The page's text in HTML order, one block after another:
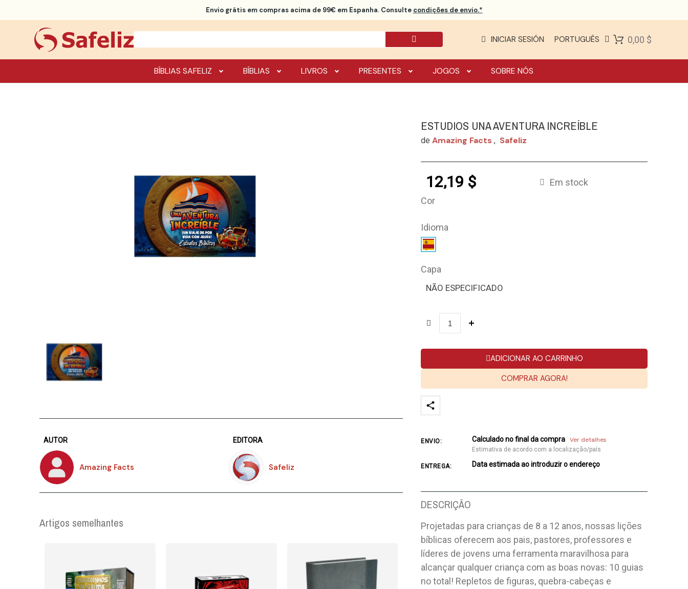
Envio grátisem compras acima de 99€ em Espanha. Consulte condições de envio.*
INICIAR SESIÓN PORTUGUÊS 0,00 $
BÍBLIAS SAFELIZ BÍBLIAS LIVROS PRESENTES JOGOS SOBRE NÓS
AUTOR
Amazing Facts
EDITORA
Safeliz
Artigos semelhantes
ESTUDIOS UNA AVENTURA INCREÍBLE
deAmazing Facts , Safeliz
12,19 $
Em stock
Cor
Idioma
Capa
NÃO ESPECIFICADO
ADICIONAR AO CARRINHO
COMPRAR AGORA!
ENVIO: Calculado no final da compra Ver detalhes
Estimativa de acordo com a localização/país
ENTREGA: Data estimada ao introduzir o endereço
DESCRIÇÃO
Projetadas para crianças de 8 a 12 anos, nossas lições
bíblicas oferecem aos pais, pastores, professores e
líderes de jovens uma ferramenta maravilhosa para
alcançar qualquer criança com as boas novas: 10 guias
no total! Repletos de figuras, quebra-cabeças e